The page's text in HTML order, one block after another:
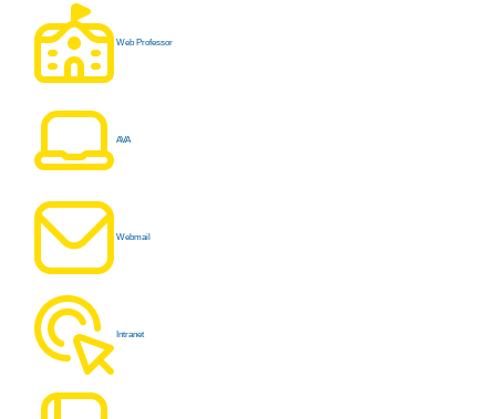
Web Professor
AVA
Webmail
Intranet